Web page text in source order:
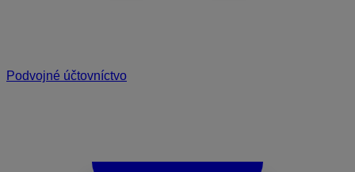
Podvojné účtovníctvo